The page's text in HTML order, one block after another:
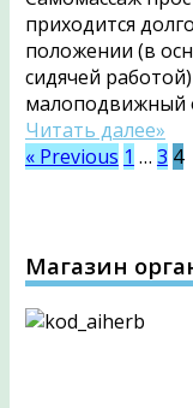
приходится
положении (в
сидячей
малоподвижный
Читать далее»
« Previous 1 … 3 4
Магазин